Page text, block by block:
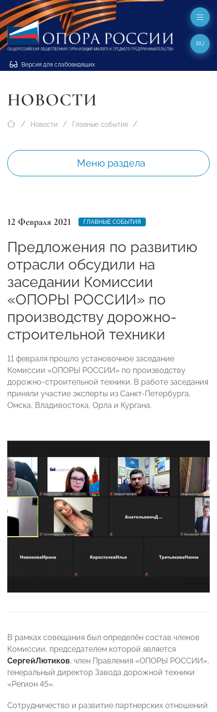
Версия для слабовидящих
RU
НОВОСТИ
Новости Главные события
Меню раздела
12 Февраля 2021 ГЛАВНЫЕ СОБЫТИЯ
Предложения по развитию
отрасли обсудили на
заседании Комиссии
«ОПОРЫ РОССИИ» по
производству дорожно-
строительной техники
11 февраля прошло установочное заседание
Комиссии «ОПОРЫ РОССИИ» по производству
дорожно-строительной техники. В работе заседания
приняли участие эксперты из Санкт-Петербурга,
Омска, Владивостока, Орла и Кургана.
В рамках совещания был определён состав членов
Комиссии, председателем которой является
СергейЛютиков, член Правления «ОПОРЫ РОССИИ»,
генеральный директор Завода дорожной техники
«Регион 45».
Сотрудничество и развитие партнерских отношений